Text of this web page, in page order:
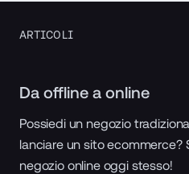
ARTICOLI
Da offline a online
Possiedi un negozio
lanciare un sito ecommerce?
negozio online oggi stesso!